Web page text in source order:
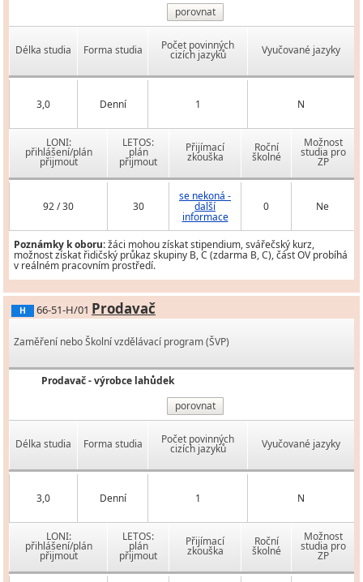
porovnat
Délka studia Forma studia Počet povinných
cizích jazyků Vyučované jazyky
3,0 Denní 1 N
LONI:
přihlášení/plán
přijmout
LETOS:
plán
přijmout
Přijímací
zkouška
Roční
školné
Možnost
studia pro
ZP
92 / 30 30
se nekoná -
další
informace
0 Ne
Poznámky k oboru:žáci mohou získat stipendium, svářečský kurz,
možnost získat řidičský průkaz skupiny B, C (zdarma B, C), část OV probíhá
v reálném pracovním prostředí.
H 66-51-H/01 Prodavač
Zaměření nebo Školní vzdělávací program (ŠVP)
Prodavač - výrobce lahůdek
porovnat
Délka studia Forma studia Počet povinných
cizích jazyků Vyučované jazyky
3,0 Denní 1 N
LONI:
přihlášení/plán
přijmout
LETOS:
plán
přijmout
Přijímací
zkouška
Roční
školné
Možnost
studia pro
ZP